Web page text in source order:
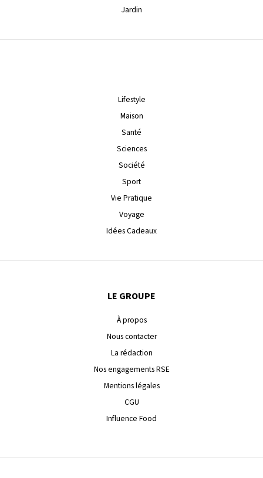
Jardin
Lifestyle
Maison
Santé
Sciences
Société
Sport
Vie Pratique
Voyage
Idées Cadeaux
LE GROUPE
À propos
Nous contacter
La rédaction
Nos engagements RSE
Mentions légales
CGU
Influence Food